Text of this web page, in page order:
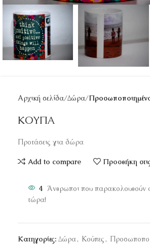
Αρχική σελίδα Δώρα
ΚΟΥΠΑ
Προτάσεις για δώρα
Add to compare Προσθήκη στις
4 Άνθρωποι που παρακολουθούν
τώρα!
Κατηγορίες: Δώρα, Κούπες ,